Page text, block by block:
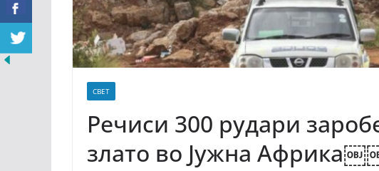
СВЕТ
Речиси 300 рудари
злато во Јужна